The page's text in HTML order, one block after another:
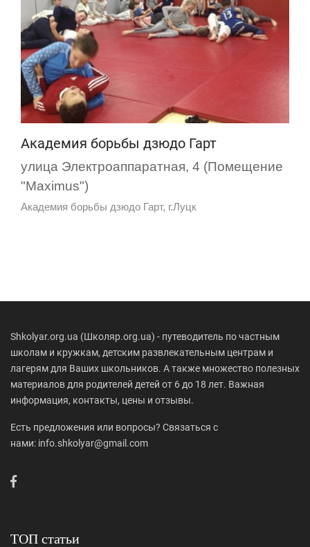
Академия борьбы дзюдо Гарт
улица Электроаппаратная, 4 (Помещение
"Maximus")
Академия борьбы дзюдо Гарт, г.Луцк
Shkolyar.org.ua (Школяр.org.ua) - путеводитель по частным
школам и кружкам, детским развлекательным центрам и
лагерям для Ваших школьников. А также множество полезных
материалов для родителей детей от 6 до 18 лет. Важная
информация, контакты, цены и отзывы.
Есть предложения или вопросы? Связаться с
нами: info.shkolyar@gmail.com
ТОП статьи